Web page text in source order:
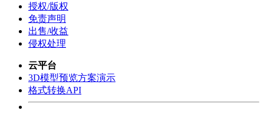
授权/版权
免责声明
出售/收益
侵权处理
云平台
3D模型预览方案演示
格式转换API